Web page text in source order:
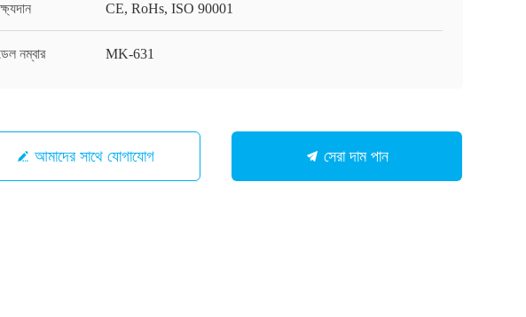
CE, RoHs, ISO 90001
নম্বার MK-631
আমাদের সাথে যোগাযোগ সেরা দাম পান